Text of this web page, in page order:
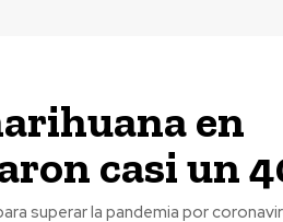
en
casi un
superar la pandemia por